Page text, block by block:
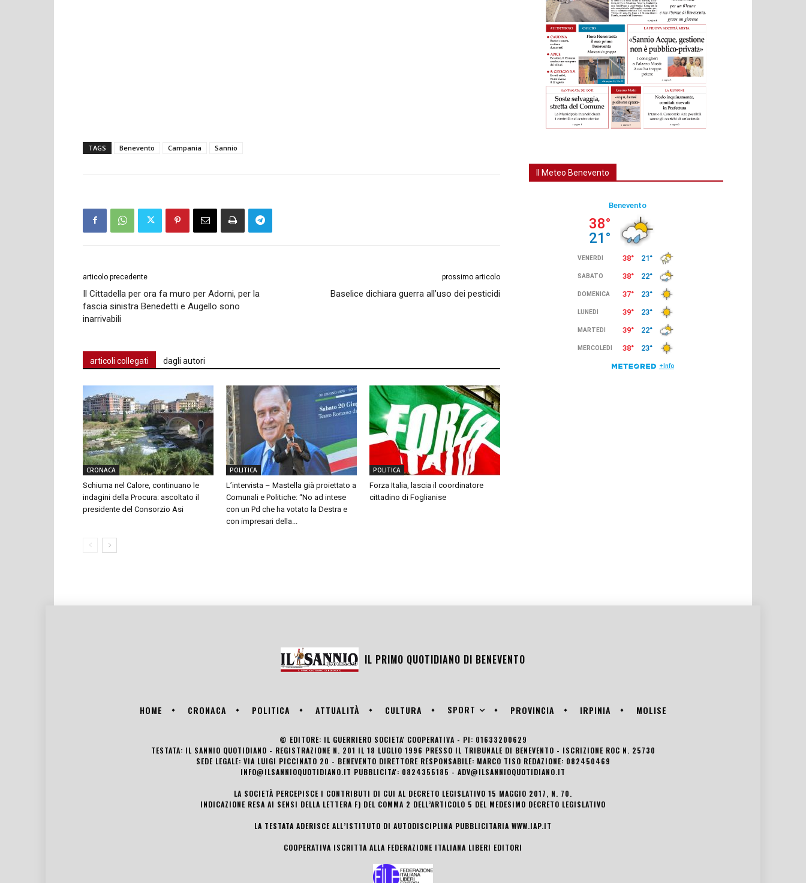
TAGS Benevento Campania Sannio
articolo precedente
Il Cittadella per ora fa muro per Adorni, per la
fascia sinistra Benedetti e Augello sono
inarrivabili
prossimo articolo
Baselice dichiara guerra all’uso dei pesticidi
articoli collegati dagli autori
CRONACA
Schiuma nel Calore, continuano le
indagini della Procura: ascoltato il
presidente del Consorzio Asi
POLITICA
L’intervista – Mastella già proiettato a
Comunali e Politiche: “No ad intese
con un Pd che ha votato la Destra e
con impresari della...
POLITICA
Forza Italia, lascia il coordinatore
cittadino di Foglianise
Il Meteo Benevento
IL PRIMO QUOTIDIANO DI BENEVENTO
HOME CRONACA POLITICA ATTUALITÀ CULTURA SPORT PROVINCIA IRPINIA MOLISE
© EDITORE: IL GUERRIERO SOCIETA' COOPERATIVA - PI: 01633200629
TESTATA: IL SANNIO QUOTIDIANO - REGISTRAZIONE N. 201 IL 18 LUGLIO 1996 PRESSO IL TRIBUNALE DI BENEVENTO - ISCRIZIONE ROC N. 25730
SEDE LEGALE: VIA LUIGI PICCINATO 20 - BENEVENTO DIRETTORE RESPONSABILE: MARCO TISO REDAZIONE: 082450469
INFO@ILSANNIOQUOTIDIANO.IT PUBBLICITA': 0824355185 - ADV@ILSANNIOQUOTIDIANO.IT
LA SOCIETÀ PERCEPISCE I CONTRIBUTI DI CUI AL DECRETO LEGISLATIVO 15 MAGGIO 2017, N. 70.
INDICAZIONE RESA AI SENSI DELLA LETTERA F) DEL COMMA 2 DELL’ARTICOLO 5 DEL MEDESIMO DECRETO LEGISLATIVO
LA TESTATA ADERISCE ALL’ISTITUTO DI AUTODISCIPLINA PUBBLICITARIA WWW.IAP.IT
COOPERATIVA ISCRITTA ALLA FEDERAZIONE ITALIANA LIBERI EDITORI